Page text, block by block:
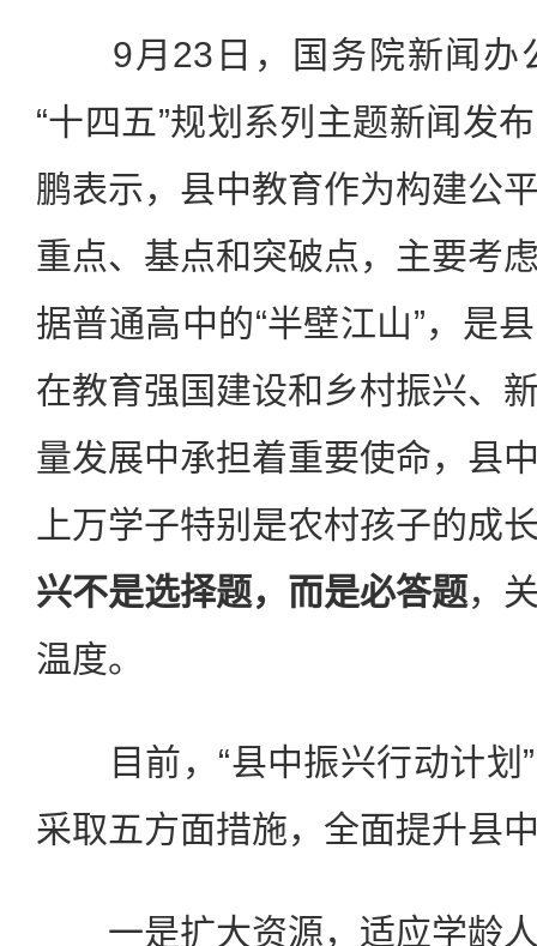
9月23日，国务院新闻办
“十四五”规划系列主题新闻发
鹏表示，县中教育作为构建公
重点、基点和突破点，主要考
据普通高中的“半壁江山”，是
在教育强国建设和乡村振兴、
量发展中承担着重要使命，县
上万学子特别是农村孩子的成
兴不是选择题，而是必答题，
温度。
目前，“县中振兴行动计划”
采取五方面措施，全面提升县
一是扩大资源，适应学龄人